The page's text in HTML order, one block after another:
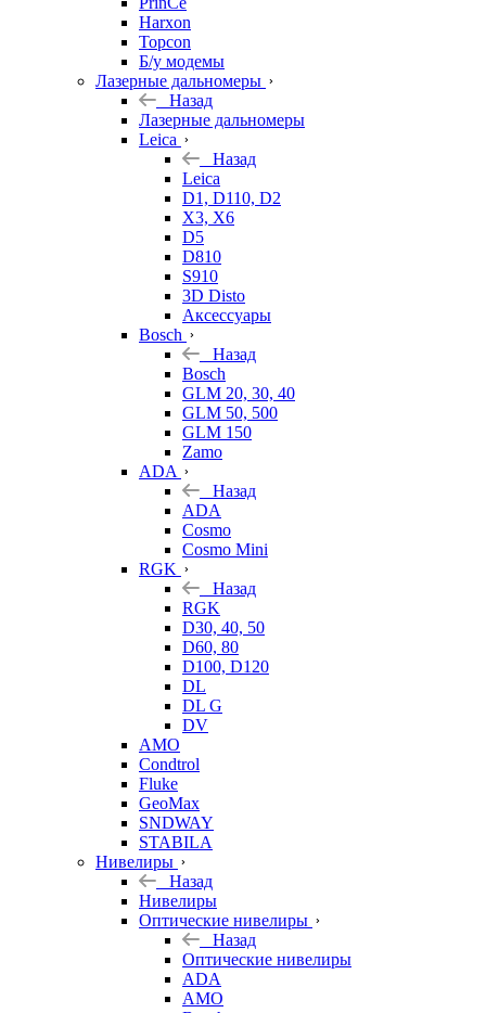
Harxon
Topcon
Б/у модемы
Лазерные дальномеры
Назад
Лазерные дальномеры
Leica
Назад
Leica
D1, D110, D2
X3, X6
D5
D810
S910
3D Disto
Аксессуары
Bosch
Назад
Bosch
GLM 20, 30, 40
GLM 50, 500
GLM 150
Zamo
ADA
Назад
ADA
Cosmo
Cosmo Mini
RGK
Назад
RGK
D30, 40, 50
D60, 80
D100, D120
DL
DL G
DV
AMO
Condtrol
Fluke
GeoMax
SNDWAY
STABILA
Нивелиры
Назад
Нивелиры
Оптические нивелиры
Назад
Оптические нивелиры
ADA
AMO